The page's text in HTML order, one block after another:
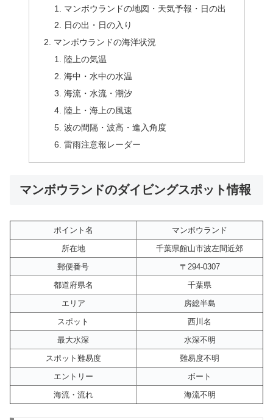
マンボウランドの地図・天気予報・日の出
日の出・日の入り
マンボウランドの海洋状況
陸上の気温
海中・水中の水温
海流・水流・潮汐
陸上・海上の風速
波の間隔・波高・進入角度
雷雨注意報レーダー
マンボウランドのダイビングスポット情報
ポイント名
マンボウランド
所在地
千葉県館山市波左間近郊
郵便番号
〒294-0307
都道府県名
千葉県
エリア
房総半島
スポット
西川名
最大水深
水深不明
スポット難易度
難易度不明
エントリー
ボート
海流・流れ
海流不明